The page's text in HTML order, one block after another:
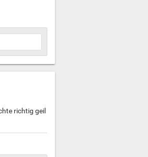
richtig geil